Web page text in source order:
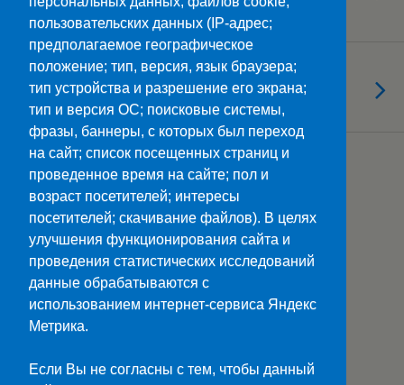
животных!
04.10.2023
Поездка в Архыз
Загрузить Еще Из Этой Категории…
Наверх
Мобильн.
Министерство науки и высшего образования>>
пользовательских данных (IP-адрес;
предполагаемое географическое
положение; тип, версия, язык браузера;
тип устройства и разрешение его экрана;
тип и версия ОС; поисковые системы,
фразы, баннеры, с которых был переход
на сайт; список посещенных страниц и
проведенное время на сайте; пол и
возраст посетителей; интересы
посетителей; скачивание файлов). В целях
улучшения функционирования сайта и
проведения статистических исследований
данные обрабатываются с
использованием интернет-сервиса Яндекс
Метрика.
Если Вы не согласны с тем, чтобы данный